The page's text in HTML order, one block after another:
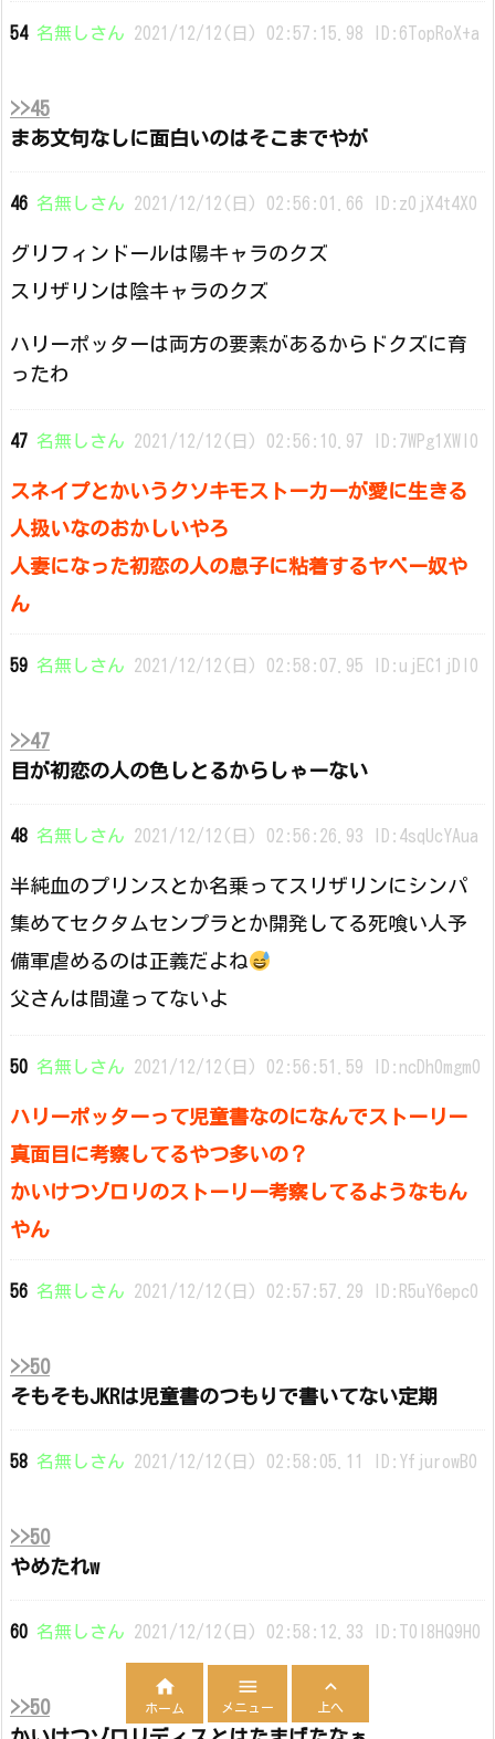
54 名無しさん 2021/12/12(日) 02:57:15.98 ID:6TopRoX+a
>>45
まあ文句なしに面白いのはそこまでやが
46 名無しさん 2021/12/12(日) 02:56:01.66 ID:z0jX4t4X0
グリフィンドールは陽キャラのクズ
スリザリンは陰キャラのクズ
ハリーポッターは両方の要素があるからドクズに育
ったわ
47 名無しさん 2021/12/12(日) 02:56:10.97 ID:7WPg1XWI0
スネイプとかいうクソキモストーカーが愛に生きる
人扱いなのおかしいやろ
人妻になった初恋の人の息子に粘着するヤベー奴や
ん
59 名無しさん 2021/12/12(日) 02:58:07.95 ID:ujEC1jDI0
>>47
目が初恋の人の色しとるからしゃーない
48 名無しさん 2021/12/12(日) 02:56:26.93 ID:4sqUcYAua
半純血のプリンスとか名乗ってスリザリンにシンパ
集めてセクタムセンプラとか開発してる死喰い人予
備軍虐めるのは正義だよね
父さんは間違ってないよ
50 名無しさん 2021/12/12(日) 02:56:51.59 ID:ncDh0mgm0
ハリーポッターって児童書なのになんでストーリー
真面目に考察してるやつ多いの？
かいけつゾロリのストーリー考察してるようなもん
やん
56 名無しさん 2021/12/12(日) 02:57:57.29 ID:R5uY6epc0
>>50
そもそもJKRは児童書のつもりで書いてない定期
58 名無しさん 2021/12/12(日) 02:58:05.11 ID:YfjurowB0
>>50
やめたれw
60 名無しさん 2021/12/12(日) 02:58:12.33 ID:T0l8HQ9H0
>>50

ホーム

メニュー

上へ